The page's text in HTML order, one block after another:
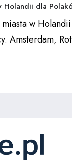
Holandii dla
w
Amsterdam,